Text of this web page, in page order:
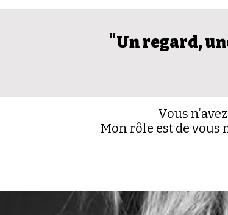
"Un regard,
Vous
Mon rôle est de vous